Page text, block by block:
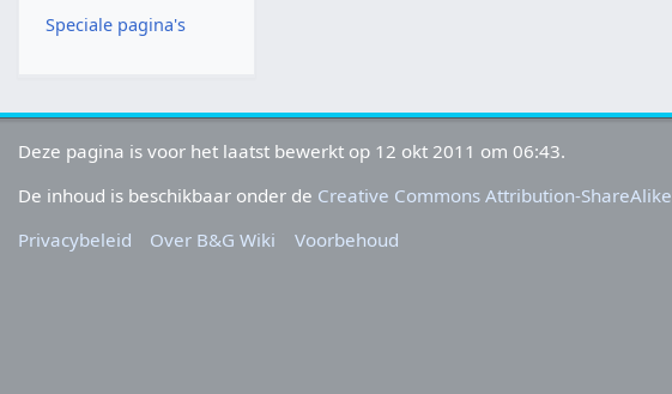
Speciale pagina's
Deze pagina is voor het laatst bewerkt op 12 okt 2011 om 06:43.
De inhoud is beschikbaar onder de Creative Commons Attribution-ShareAlike
Privacybeleid
Over B&G Wiki Voorbehoud